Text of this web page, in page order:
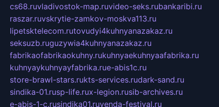
cs68.ruvladivostok-map.ruvideo-seks.rubankaribi.ru
raszar.ruvskrytie-zamkov-moskva113.ru
lipetsktelecom.rutovudyi4kuhnyanazakaz.ru
seksuzb.ruguzywia4kuhnyanazakaz.ru
fabrikaofabrikaokuhny.rukuhnyaekuhnyaafabrika.ru
kuhnyaykuhnyayfabrika.rue-abis1c.ru
store-brawl-stars.rukts-services.rudark-sand.ru
sindika-01.rusp-life.rux-legion.rusib-archives.ru
e-abis-1-c.rusindika01.ruvenda-festival.ru